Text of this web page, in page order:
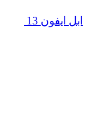
ابل ايفون 13